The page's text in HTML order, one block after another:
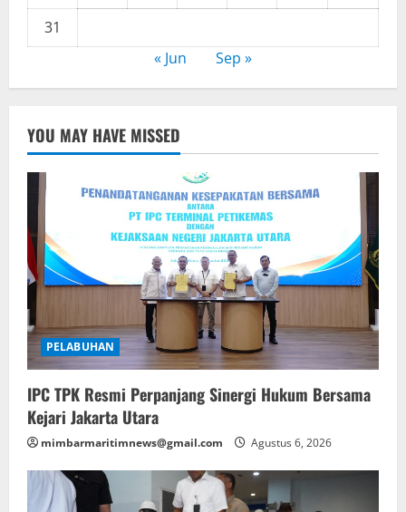
31
« Jun
Sep »
YOU MAY HAVE MISSED
PELABUHAN
IPC TPK Resmi Perpanjang Sinergi Hukum Bersama
Kejari Jakarta Utara
mimbarmaritimnews@gmail.com Agustus 6, 2026